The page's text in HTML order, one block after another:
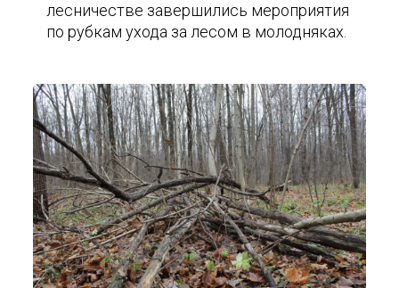
лесничестве завершились мероприятия
по рубкам ухода за лесом в молодняках.